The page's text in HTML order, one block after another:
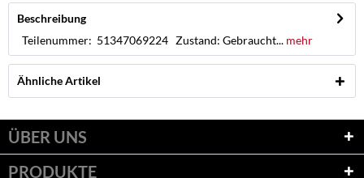
Beschreibung
Teilenummer: 51347069224 Zustand: Gebraucht... mehr
Ähnliche Artikel
ÜBER UNS
PRODUKTE